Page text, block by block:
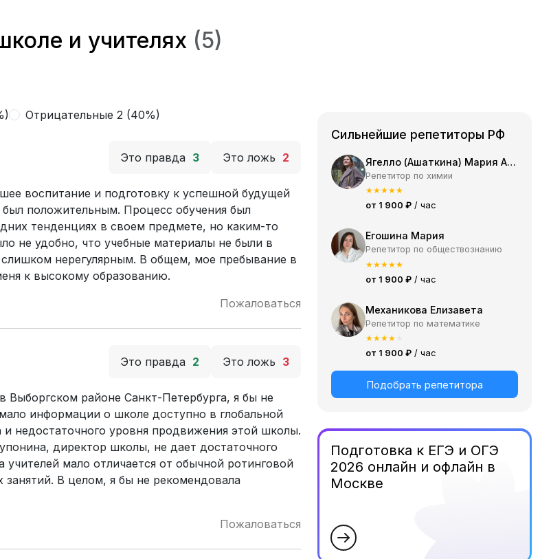
и учителях (5)
Отрицательные 2 (40%)
Это правда 3 Это ложь 2
воспитание и подготовку к успешной будущей
положительным. Процесс обучения был
тенденциях в своем предмете, но каким-то
не удобно, что учебные материалы не были в
нерегулярным. В общем, мое пребывание в
к высокому образованию.
Пожаловаться
Это правда 2 Это ложь 3
районе Санкт-Петербурга, я бы не
информации о школе доступно в глобальной
недостаточного уровня продвижения этой школы.
директор школы, не дает достаточного
мало отличается от обычной ротинговой
В целом, я бы не рекомендовала
Пожаловаться
Сильнейшие репетиторы РФ
Ягелло (Ашаткина) Мария Александровна
Репетитор по химии
★★★★★
от 1 900 ₽ / час
Егошина Мария
Репетитор по обществознанию
★★★★★
от 1 900 ₽ / час
Механикова Елизавета
Репетитор по математике
★★★★
от 1 900 ₽ / час
Подобрать репетитора
Подготовка к ЕГЭ и ОГЭ
2026 онлайн и офлайн в
Москве